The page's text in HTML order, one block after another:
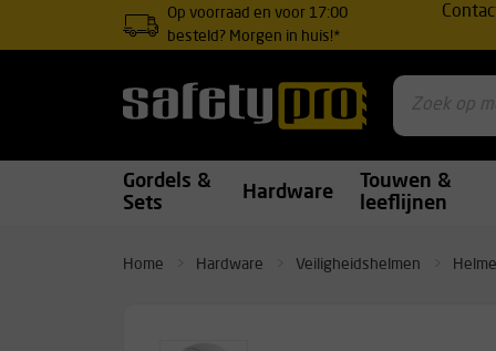
Op voorraad en voor 17:00
besteld? Morgen in huis!*
Gordels &
Sets
Hardware
Touwen &
leeflijnen
Home Hardware Veiligheidshelmen